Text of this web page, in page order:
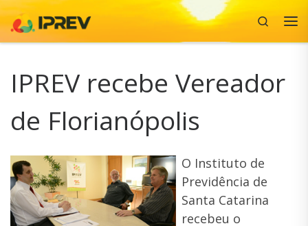
Skip to content
Search
IPREV recebe Vereador
de Florianópolis
O Instituto de
Previdência de
Santa Catarina
recebeu o